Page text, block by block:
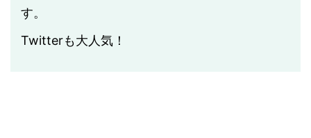
す。
Twitterも大人気！